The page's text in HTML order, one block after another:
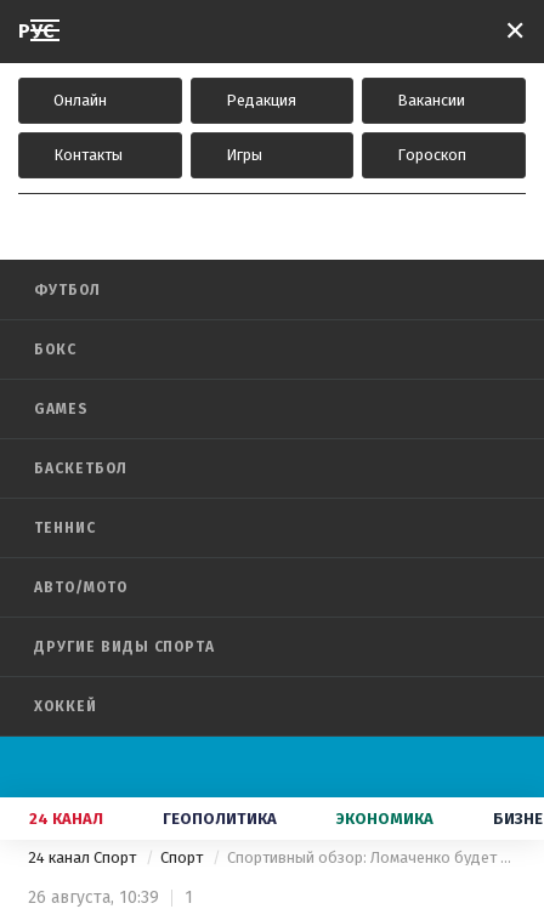
РУС ✕
Онлайн Редакция Вакансии
Контакты Игры Гороскоп
ФУТБОЛ
БОКС
GAMES
БАСКЕТБОЛ
ТЕННИС
АВТО/МОТО
ДРУГИЕ ВИДЫ СПОРТА
ХОККЕЙ
24 КАНАЛ ГЕОПОЛИТИКА ЭКОНОМИКА
24 канал Спорт Спорт Спортивный обзор: Ломаченко будет боксировать против Пирияпиньо, Балотелли — в Ливерпуле
26 августа, 10:39 1